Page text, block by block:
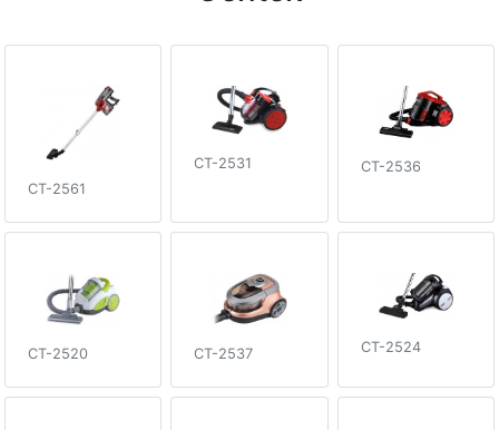
CT-2561
CT-2531 CT-2536
CT-2520 CT-2537 CT-2524